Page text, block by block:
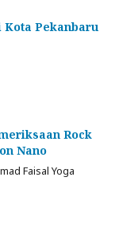
Kota Pekanbaru
Rock
Nano
Faisal Yoga